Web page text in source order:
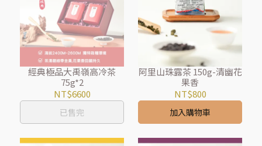
經典極品大禹嶺高冷茶
75g*2
NT$6600
已售完
阿里山珠露茶 150g-清幽花
果香
NT$800
加入購物車